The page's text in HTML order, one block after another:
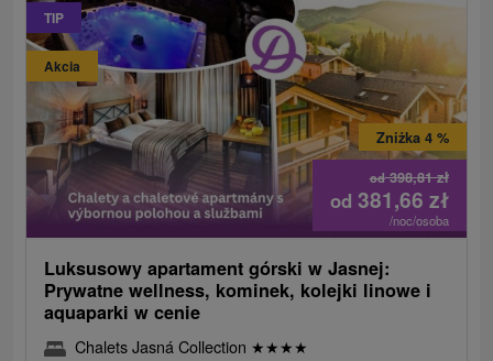
TIP
Akcia
od398,81zł
Zniżka 4 %
od 381,66 zł
/noc/osoba
Luksusowy apartament górski w Jasnej:
Prywatne wellness, kominek, kolejki linowe i
aquaparki w cenie
Chalets Jasná Collection ★★★★